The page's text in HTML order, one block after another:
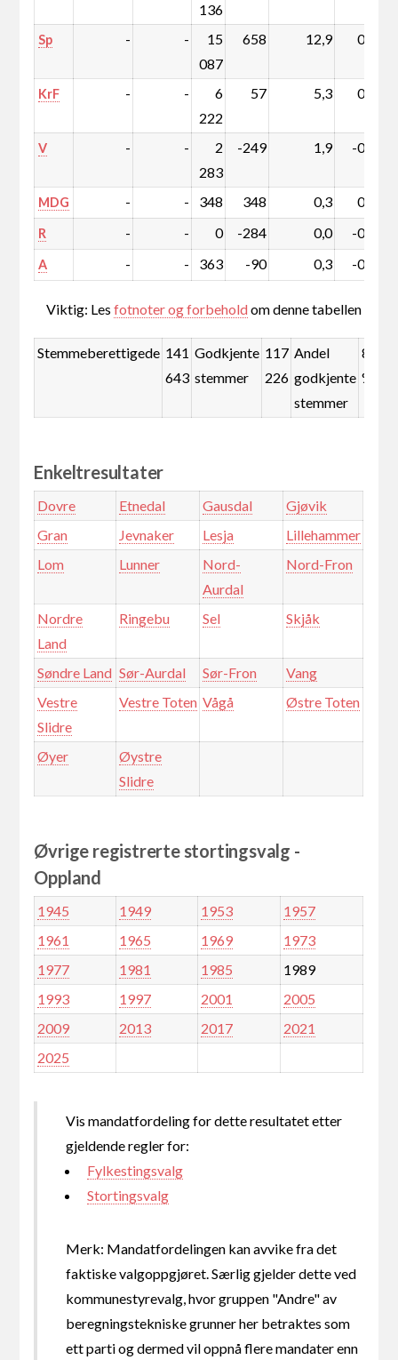
136
Sp - -
15
087
658 12,9 0,7
KrF - -
6
222
57 5,3 0,1
V - -
2
283
-249 1,9 -0,2
MDG - - 348 348 0,3 0,3
R - - 0 -284 0,0 -0,2
A - - 363 -90 0,3 -0,1
Viktig: Lesfotnoter og forbeholdom denne tabellen
Stemmeberettigede 141
643
Godkjente
stemmer
117
226
Andel
godkjente
stemmer
82,8
%
Enkeltresultater
Dovre Etnedal Gausdal
Gjøvik
Gran
Jevnaker Lesja
Lillehammer
Lom
Lunner
Nord-
Aurdal
Nord-Fron
Nordre
Land
Ringebu Sel Skjåk
Søndre Land Sør-Aurdal Sør-Fron
Vang
Vestre
Slidre
Vestre Toten Vågå Østre Toten
Øyer
Øystre
Slidre
Øvrige registrerte stortingsvalg -
Oppland
1945 1949 1953
1957
1961
1965 1969
1973
1977
1981 1985
1989
1993
1997 2001
2005
2009
2013 2017
2021
2025
Vis mandatfordeling for dette resultatet etter
gjeldende regler for:
Fylkestingsvalg
Stortingsvalg
Merk: Mandatfordelingen kan avvike fra det
faktiske valgoppgjøret. Særlig gjelder dette ved
kommunestyrevalg, hvor gruppen "Andre" av
beregningstekniske grunner her betraktes som
ett parti og dermed vil oppnå flere mandater enn